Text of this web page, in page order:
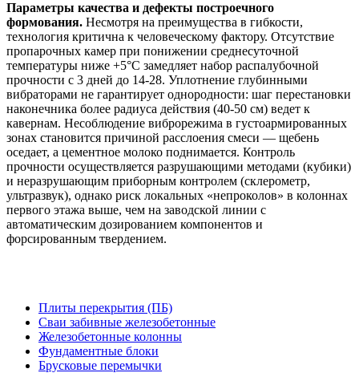
Параметры качества и дефекты построечного
формования. Несмотря на преимущества в гибкости,
технология критична к человеческому фактору. Отсутствие
пропарочных камер при понижении среднесуточной
температуры ниже +5°C замедляет набор распалубочной
прочности с 3 дней до 14-28. Уплотнение глубинными
вибраторами не гарантирует однородности: шаг перестановки
наконечника более радиуса действия (40-50 см) ведет к
кавернам. Несоблюдение виброрежима в густоармированных
зонах становится причиной расслоения смеси — щебень
оседает, а цементное молоко поднимается. Контроль
прочности осуществляется разрушающими методами (кубики)
и неразрушающим приборным контролем (склерометр,
ультразвук), однако риск локальных «непроколов» в колоннах
первого этажа выше, чем на заводской линии с
автоматическим дозированием компонентов и
форсированным твердением.
Плиты перекрытия (ПБ)
Сваи забивные железобетонные
Железобетонные колонны
Фундаментные блоки
Брусковые перемычки